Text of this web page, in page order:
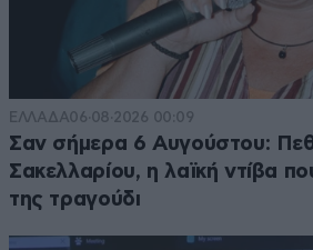
ΕΛΛΑΔΑ06·08·2026 00:09
Σαν σήμερα 6 Αυγούστου:
Σακελλαρίου, η λαϊκή ντίβα
της τραγούδι